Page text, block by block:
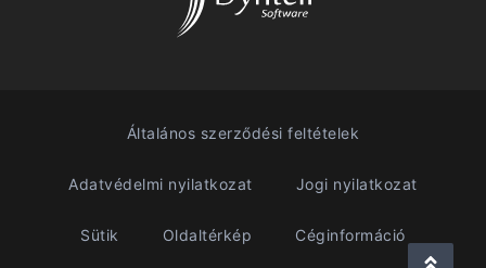
Általános szerződési feltételek
Adatvédelmi nyilatkozat Jogi nyilatkozat
Sütik Oldaltérkép Céginformáció